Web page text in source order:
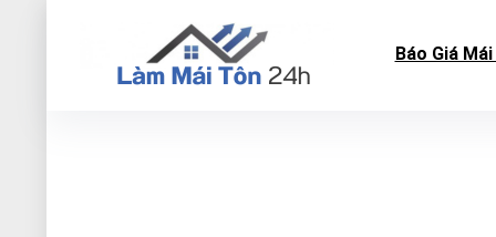
Báo Giá